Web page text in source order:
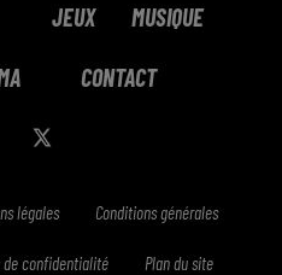
JEUX MUSIQUE
CONTACT
légales Conditions générales
de confidentialité Plan du site